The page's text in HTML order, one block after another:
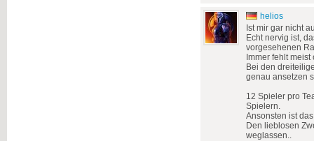
helios
Ist mir gar nicht
Echt nervig ist,
vorgesehenen
Immer fehlt
Bei den
genau ansetzen
12 Spieler pro
Spielern.
Ansonsten ist
Den lieblosen
weglassen..